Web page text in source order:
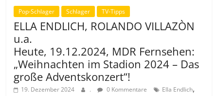
Pop-Schlager Schlager TV-Tipps
ELLA ENDLICH, ROLANDO VILLAZÒN
u.a.
Heute, 19.12.2024, MDR Fernsehen:
„Weihnachten im Stadion 2024 – Das
große Adventskonzert“!
19. Dezember 2024 . 0 Kommentare Ella Endlich,